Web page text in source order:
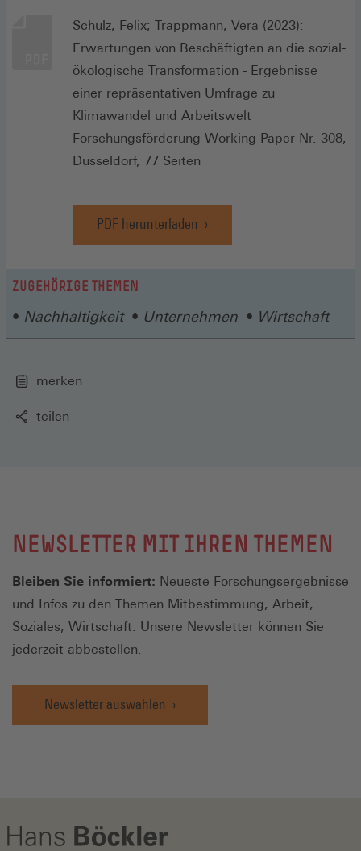
Schulz, Felix; Trappmann, Vera (2023):
Erwartungen von Beschäftigten an die sozial-
ökologische Transformation - Ergebnisse
einer repräsentativen Umfrage zu
Klimawandel und Arbeitswelt
Forschungsförderung Working Paper Nr. 308,
Düsseldorf, 77 Seiten
PDF herunterladen
ZUGEHÖRIGE THEMEN
Nachhaltigkeit Unternehmen Wirtschaft
merken
teilen
NEWSLETTER MIT IHREN THEMEN
Bleiben Sie informiert: Neueste Forschungsergebnisse
und Infos zu den Themen Mitbestimmung, Arbeit,
Soziales, Wirtschaft. Unsere Newsletter können Sie
jederzeit abbestellen.
Newsletter auswählen